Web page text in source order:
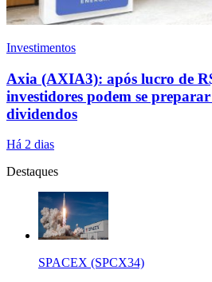
Investimentos
Axia (AXIA3): após lucro de
investidores podem se
dividendos
Há 2 dias
Destaques
SPACEX (SPCX34)